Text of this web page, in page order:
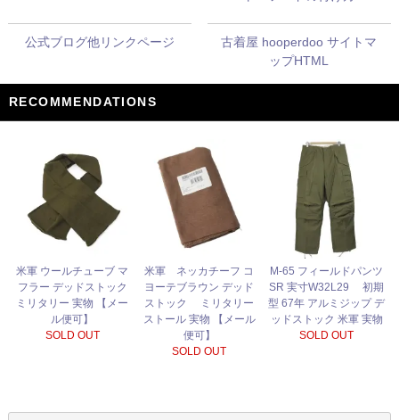
公式ブログ他リンクページ
古着屋 hooperdoo サイトマ
ップHTML
RECOMMENDATIONS
米軍 ウールチューブ マ
フラー デッドストック
ミリタリー 実物 【メー
ル便可】
SOLD OUT
米軍 ネッカチーフ コ
ヨーテブラウン デッド
ストック ミリタリー
ストール 実物 【メール
便可】
SOLD OUT
M-65 フィールドパンツ
SR 実寸W32L29 初期
型 67年 アルミジップ デ
ッドストック 米軍 実物
SOLD OUT